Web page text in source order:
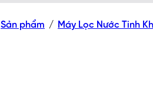
Sản phẩm / Máy Lọc Nước Tinh